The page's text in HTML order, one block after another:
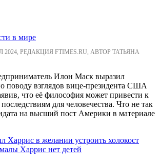
в мире
2024, РЕДАКЦИЯ FTIMES.RU, АВТОР ТАТЬЯНА
Илон Маск выразил
поводу взглядов вице-президента США
что её философия может привести к
для человечества. Что не так
на высший пост Америки в материале
Харрис в желании устроить холокост
Харрис нет детей